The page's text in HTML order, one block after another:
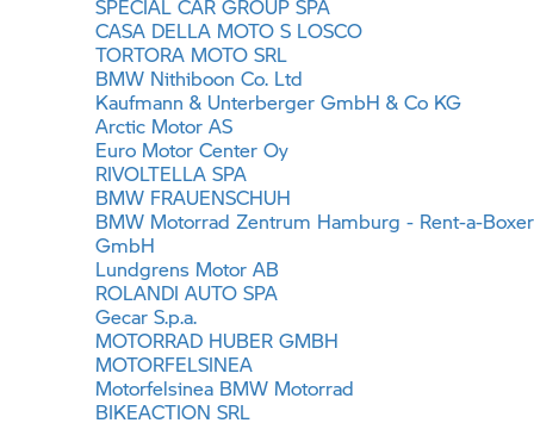
SPECIAL CAR GROUP SPA
CASA DELLA MOTO S LOSCO
TORTORA MOTO SRL
BMW Nithiboon Co. Ltd
Kaufmann & Unterberger GmbH & Co KG
Arctic Motor AS
Euro Motor Center Oy
RIVOLTELLA SPA
BMW FRAUENSCHUH
BMW Motorrad Zentrum Hamburg - Rent-a-Boxer
GmbH
Lundgrens Motor AB
ROLANDI AUTO SPA
Gecar S.p.a.
MOTORRAD HUBER GMBH
MOTORFELSINEA
Motorfelsinea BMW Motorrad
BIKEACTION SRL